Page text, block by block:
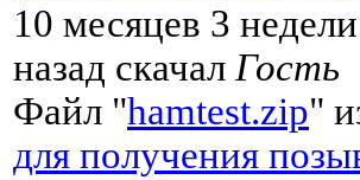
10 месяцев 3
назад скачал Гость
Файл "hamtest.zip"
для получения